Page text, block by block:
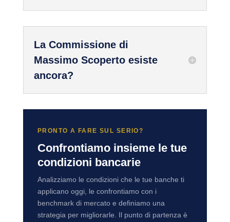
La Commissione di
Massimo Scoperto esiste
ancora?
PRONTO A FARE SUL SERIO?
Confrontiamo insieme le tue
condizioni bancarie
Analizziamo le condizioni che le tue banche ti
applicano oggi, le confrontiamo con i
benchmark di mercato e definiamo una
strategia per migliorarle. Il punto di partenza è